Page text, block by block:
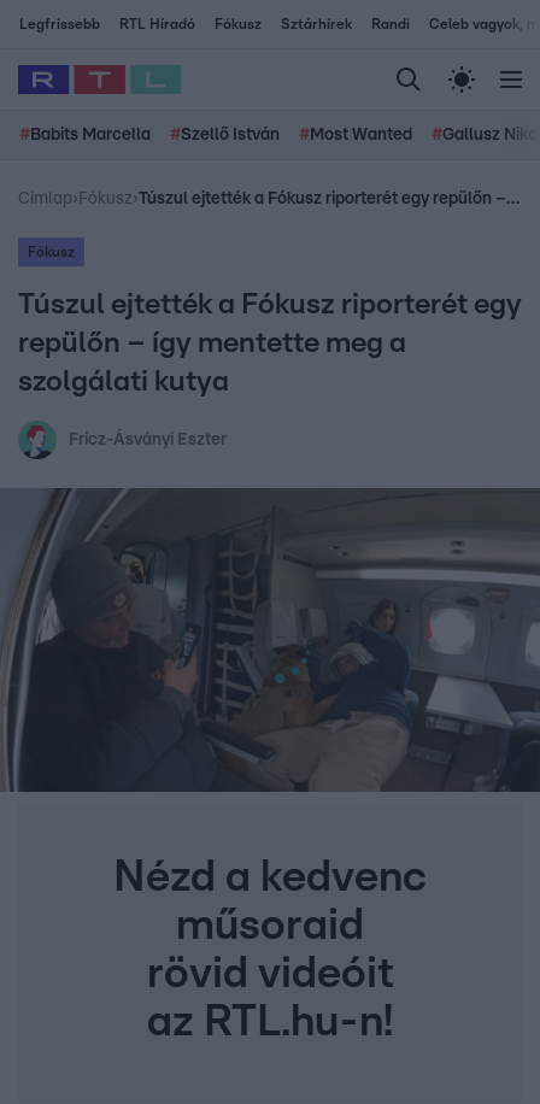
Legfrissebb RTL Híradó Fókusz Sztárhírek Randi Celeb vagyok,
# Babits Marcella #Szellő István # Most Wanted #Gallusz
Címlap› Fókusz› Túszul ejtették a Fókusz riporterét egy repülőn – így mentette meg a szolgálati kutya
Fókusz
Túszul ejtették a Fókusz riporterét egy
repülőn – így mentette meg a
szolgálati kutya
Fricz-Ásványi Eszter
Nézd a kedvenc
műsoraid
rövid videóit
az RTL.hu-n!